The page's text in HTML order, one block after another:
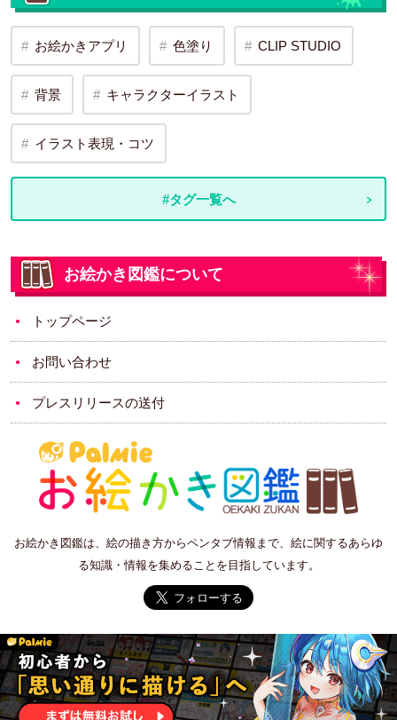
お絵かきアプリ 色塗り CLIP STUDIO
背景 キャラクターイラスト
イラスト表現・コツ
#タグ一覧へ
お絵かき図鑑について
トップページ
お問い合わせ
プレスリリースの送付
お絵かき図鑑は、絵の描き方からペンタブ情報まで、絵に関するあらゆ
る知識・情報を集めることを目指しています。